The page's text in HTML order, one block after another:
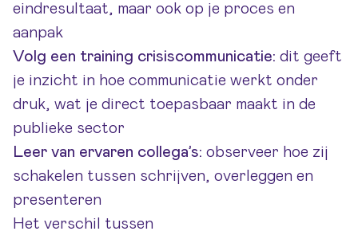
eindresultaat, maar ook op je proces en
aanpak
Volg een training crisiscommunicatie: dit geeft
je inzicht in hoe communicatie werkt onder
druk, wat je direct toepasbaar maakt in de
publieke sector
Leer van ervaren collega’s: observeer hoe zij
schakelen tussen schrijven, overleggen en
presenteren
Het verschil tussen